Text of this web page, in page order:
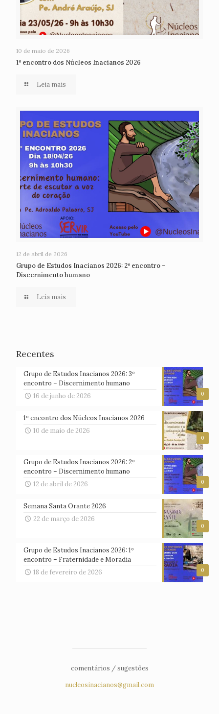
10 de maio de 2026
1º encontro dos Núcleos Inacianos 2026
Leia mais
12 de abril de 2026
Grupo de Estudos Inacianos 2026: 2º encontro –
Discernimento humano
Leia mais
Recentes
0
Grupo de Estudos Inacianos 2026: 3º
encontro – Discernimento humano
16 de junho de 2026
0
1º encontro dos Núcleos Inacianos 2026
10 de maio de 2026
0
Grupo de Estudos Inacianos 2026: 2º
encontro – Discernimento humano
12 de abril de 2026
0
Semana Santa Orante 2026
22 de março de 2026
0
Grupo de Estudos Inacianos 2026: 1º
encontro – Fraternidade e Moradia
18 de fevereiro de 2026
comentários / sugestões
nucleosinacianos@gmail.com